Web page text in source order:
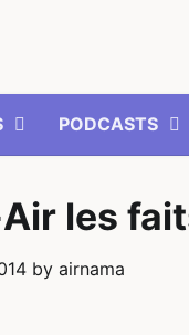
PODCASTS
les
by airnama